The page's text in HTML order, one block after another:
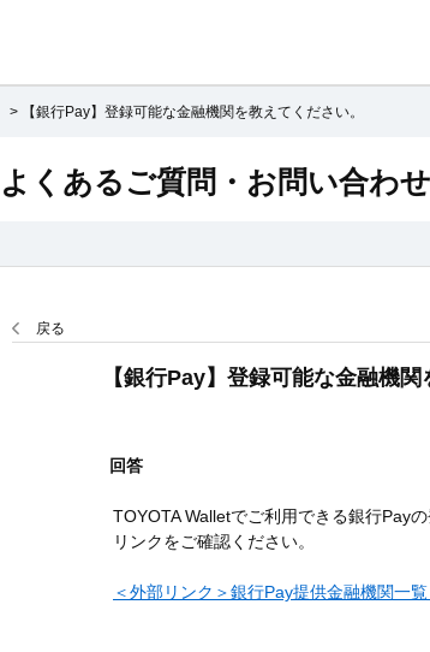
> 【銀行Pay】登録可能な金融機関を教えてください。
よくあるご質問・お問い合わせ
戻る
【銀行Pay】登録可能な金融機関
回答
TOYOTA Walletでご利用できる銀行Pay
リンクをご確認ください。
＜外部リンク＞銀行Pay提供金融機関一